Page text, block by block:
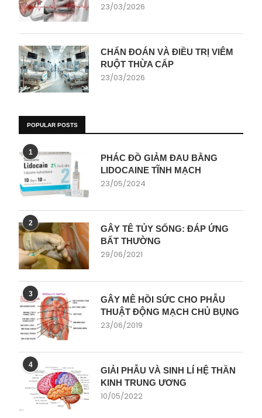
23/03/2026
CHẨN ĐOÁN VÀ ĐIỀU TRỊ VIÊM
RUỘT THỪA CẤP
23/03/2026
POPULAR POSTS
1
PHÁC ĐỒ GIẢM ĐAU BẰNG
LIDOCAINE TĨNH MẠCH
23/05/2024
2
GÂY TÊ TỦY SỐNG: ĐÁP ỨNG
BẤT THƯỜNG
29/06/2021
3
GÂY MÊ HỒI SỨC CHO PHẪU
THUẬT ĐỘNG MẠCH CHỦ BỤNG
23/06/2019
4
GIẢI PHẪU VÀ SINH LÍ HỆ THẦN
KINH TRUNG ƯƠNG
10/05/2022